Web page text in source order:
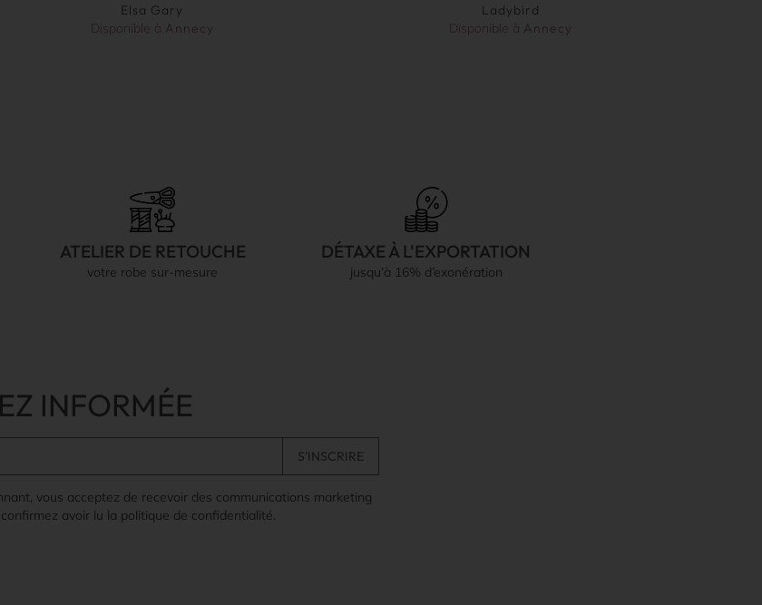
Elsa Gary
Disponible à Annecy
Ladybird
Disponible à Annecy
ATELIER DE RETOUCHE
votre robe sur-mesure
DÉTAXE À L'EXPORTATION
jusqu’à 16% d’exonération
INFORMÉE
vous acceptez de recevoir des communications marketing
avoir lu la politique de confidentialité.